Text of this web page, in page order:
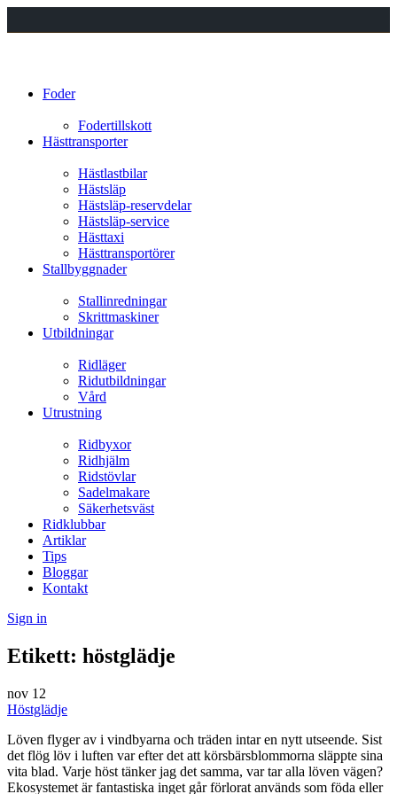
Foder
Fodertillskott
Hästtransporter
Hästlastbilar
Hästsläp
Hästsläp-reservdelar
Hästsläp-service
Hästtaxi
Hästtransportörer
Stallbyggnader
Stallinredningar
Skrittmaskiner
Utbildningar
Ridläger
Ridutbildningar
Vård
Utrustning
Ridbyxor
Ridhjälm
Ridstövlar
Sadelmakare
Säkerhetsväst
Ridklubbar
Artiklar
Tips
Bloggar
Kontakt
Sign in
Etikett: höstglädje
nov 12
Höstglädje
Löven flyger av i vindbyarna och träden intar en nytt utseende. Sist
det flög löv i luften var efter det att körsbärsblommorna släppte sina
vita blad. Varje höst tänker jag det samma, var tar alla löven vägen?
Ekosystemet är fantastiska inget går förlorat används som föda eller